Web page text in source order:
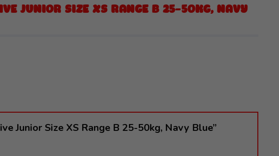
JUNIOR SIZE XS RANGE B 25-50KG, NAVY
Junior Size XS Range B 25-50kg, Navy Blue”